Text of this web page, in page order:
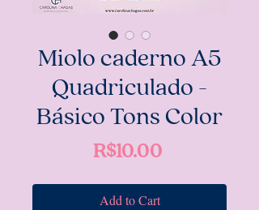
Miolo caderno A5
Quadriculado -
Básico Tons Color
R$10.00Price
Add to Cart